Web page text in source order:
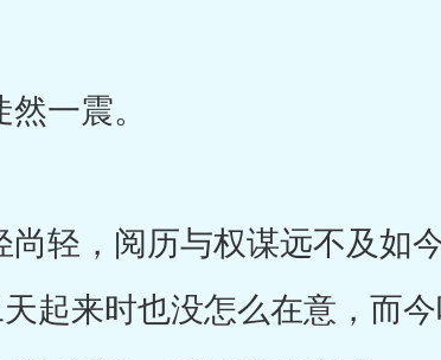
一震。
，阅历与权谋远不及如
起来时也没怎么在意，而